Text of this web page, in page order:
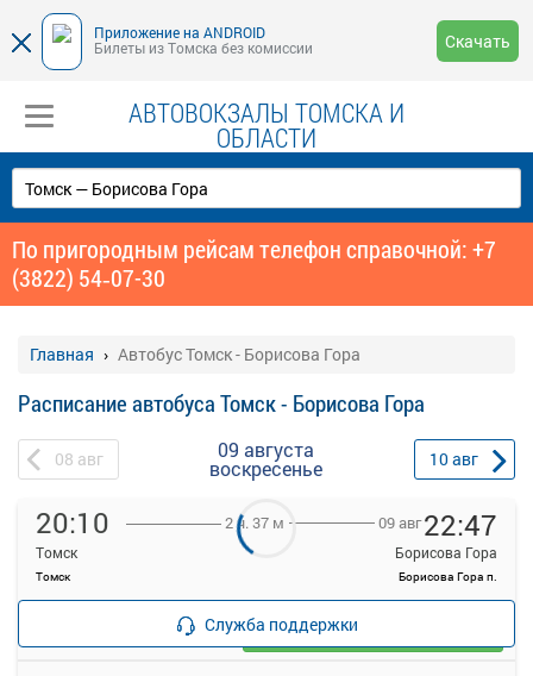
Приложение на ANDROID
Билеты из Томска без комиссии
Скачать
АВТОВОКЗАЛЫ ТОМСКА И
ОБЛАСТИ
По пригородным рейсам телефон справочной: +7
(3822) 54‑07-30
Главная Автобус Томск - Борисова Гора
Расписание автобуса Томск - Борисова Гора
08 авг 09 августа
воскресенье 10авг
20:10
Томск
Томск
2 ч. 37 м 09 авг22:47
Борисова Гора
Борисова Гора п.
—
Загрузить цену
Служба поддержки